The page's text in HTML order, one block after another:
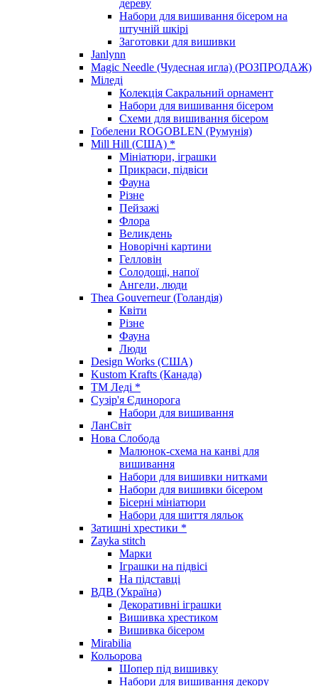
дереву
Набори для вишивання бісером на
штучній шкірі
Заготовки для вишивки
Janlynn
Magic Needle (Чудесная игла) (РОЗПРОДАЖ)
Міледі
Колекція Сакральний орнамент
Набори для вишивання бісером
Схеми для вишивання бісером
Гобелени ROGOBLEN (Румунія)
Mill Hill (США) *
Мініатюри, іграшки
Прикраси, підвіси
Фауна
Різне
Пейзажі
Флора
Великдень
Новорічні картини
Гелловін
Солодощі, напої
Ангели, люди
Thea Gouverneur (Голандія)
Квіти
Різне
Фауна
Люди
Design Works (США)
Kustom Krafts (Канада)
ТМ Леді *
Сузір'я Єдинорога
Набори для вишивання
ЛанСвіт
Нова Слобода
Малюнок-схема на канві для
вишивання
Набори для вишивки нитками
Набори для вишивки бісером
Бісерні мініатюри
Набори для шиття ляльок
Затишні хрестики *
Zayka stitch
Марки
Іграшки на підвісі
На підставці
ВДВ (Україна)
Декоративні іграшки
Вишивка хрестиком
Вишивка бісером
Mirabilia
Кольорова
Шопер під вишивку
Набори для вишивання декору